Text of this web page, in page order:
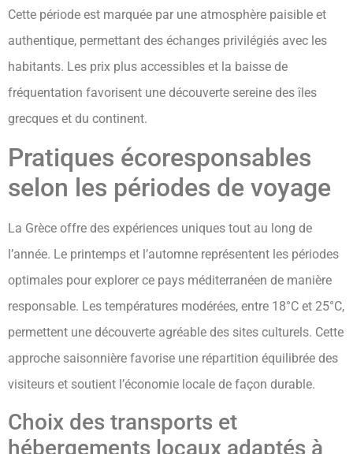
Cette période est marquée par une atmosphère paisible et
authentique, permettant des échanges privilégiés avec les
habitants. Les prix plus accessibles et la baisse de
fréquentation favorisent une découverte sereine des îles
grecques et du continent.
Pratiques écoresponsables
selon les périodes de voyage
La Grèce offre des expériences uniques tout au long de
l’année. Le printemps et l’automne représentent les périodes
optimales pour explorer ce pays méditerranéen de manière
responsable. Les températures modérées, entre 18°C et 25°C,
permettent une découverte agréable des sites culturels. Cette
approche saisonnière favorise une répartition équilibrée des
visiteurs et soutient l’économie locale de façon durable.
Choix des transports et
hébergements locaux adaptés à